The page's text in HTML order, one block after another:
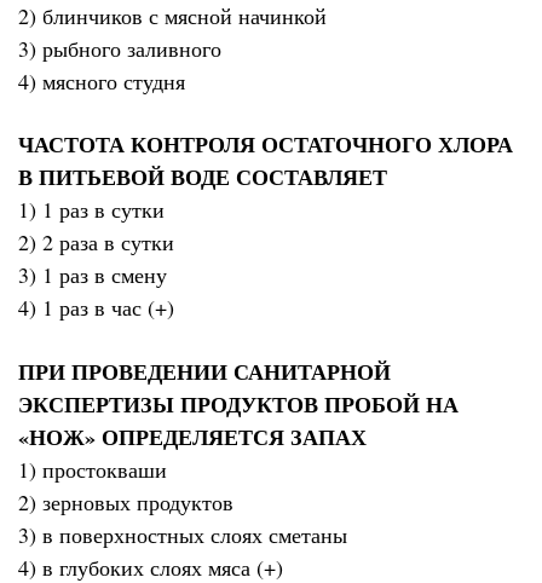
2) блинчиков с мясной начинкой
3) рыбного заливного
4) мясного студня
ЧАСТОТА КОНТРОЛЯ ОСТАТОЧНОГО ХЛОРА
В ПИТЬЕВОЙ ВОДЕ СОСТАВЛЯЕТ
1) 1 раз в сутки
2) 2 раза в сутки
3) 1 раз в смену
4) 1 раз в час (+)
ПРИ ПРОВЕДЕНИИ САНИТАРНОЙ
ЭКСПЕРТИЗЫ ПРОДУКТОВ ПРОБОЙ НА
«НОЖ» ОПРЕДЕЛЯЕТСЯ ЗАПАХ
1) простокваши
2) зерновых продуктов
3) в поверхностных слоях сметаны
4) в глубоких слоях мяса (+)